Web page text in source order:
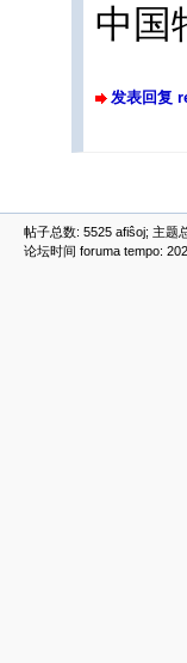
中国
发表回复
帖子总数: 5525 afiŝoj; 主题
论坛时间 foruma tempo: